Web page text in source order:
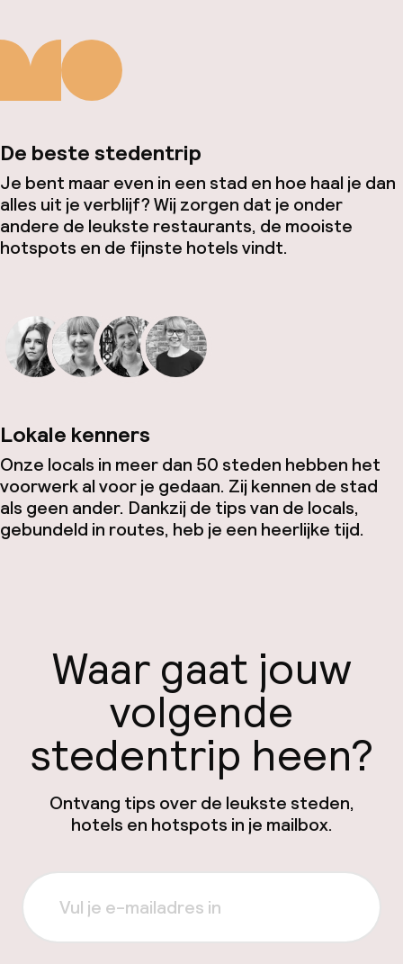
De beste stedentrip
Je bent maar even in een stad en hoe haal je dan
alles uit je verblijf? Wij zorgen dat je onder
andere de leukste restaurants, de mooiste
hotspots en de fijnste hotels vindt.
Lokale kenners
Onze locals in meer dan 50 steden hebben het
voorwerk al voor je gedaan. Zij kennen de stad
als geen ander. Dankzij de tips van de locals,
gebundeld in routes, heb je een heerlijke tijd.
Waar gaat jouw
volgende
stedentrip heen?
Ontvang tips over de leukste steden,
hotels en hotspots in je mailbox.